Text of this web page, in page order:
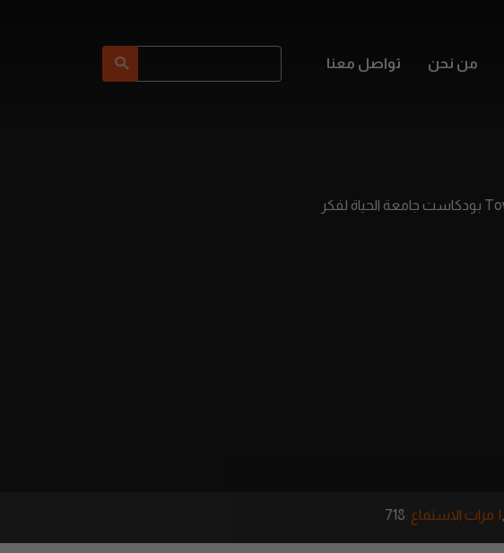
من نحن تواصل معنا
Towards a better mindset, a better life بودكاست جامعة الحياة لفكر
مرات الاستماع :718